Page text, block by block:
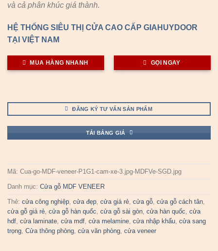
và cả phân khúc giá thành.
HỆ THỐNG SIÊU THỊ CỬA CAO CẤP GIAHUYDOOR
TẠI VIỆT NAM
MUA HÀNG NHANH GỌI NGAY
ĐĂNG KÝ TƯ VẤN SẢN PHẨM
TẢI BẢNG GIÁ
Mã: Cua-go-MDF-veneer-P1G1-cam-xe-3.jpg-MDFVe-SGD.jpg
Danh mục: Cửa gỗ MDF VENEER
Thẻ: cửa công nghiệp, cửa đẹp, cửa giá rẻ, cửa gỗ, cửa gỗ cách tân,
cửa gỗ giá rẻ, cửa gỗ hàn quốc, cửa gỗ sài gòn, cửa hàn quốc, cửa
hdf, cửa laminate, cửa mdf, cửa melamine, cửa nhập khẩu, cửa sang
trọng, Cửa thông phòng, cửa văn phòng, cửa veneer